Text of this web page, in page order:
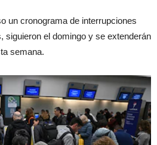
un cronograma de interrupciones
siguieron el domingo y se extenderán
semana.